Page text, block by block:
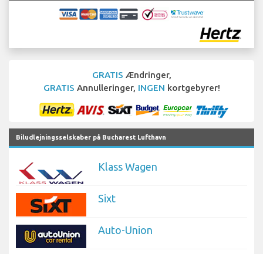
GRATIS Ændringer,
GRATIS Annulleringer, INGEN kortgebyrer!
Biludlejningsselskaber på Bucharest Lufthavn
Klass Wagen
Sixt
Auto-Union